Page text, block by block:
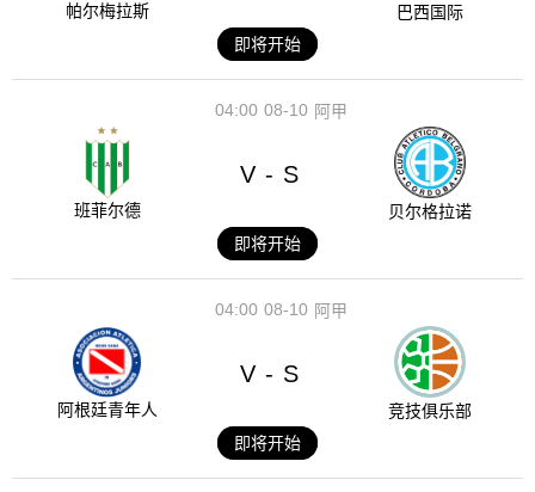
帕尔梅拉斯
巴西国际
即将开始
08-10
04:00 阿甲
班菲尔德
V - S
贝尔格拉诺
即将开始
08-10
04:00 阿甲
阿根廷青年人
V - S
竞技俱乐部
即将开始